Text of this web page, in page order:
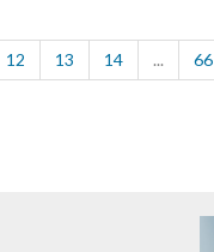
12 13 14 ... 66